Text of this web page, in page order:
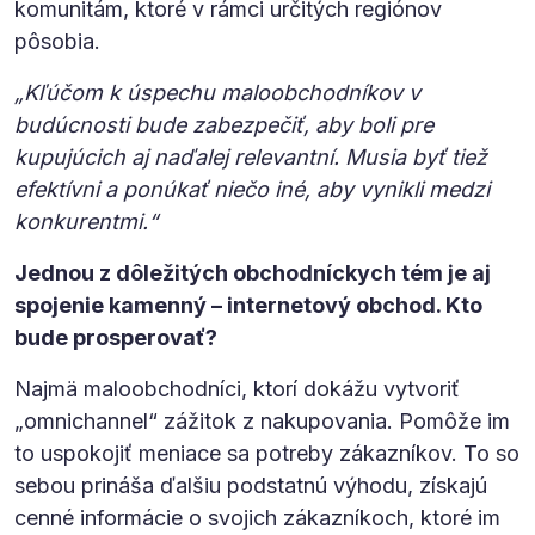
komunitám, ktoré v rámci určitých regiónov
pôsobia.
„Kľúčom k úspechu maloobchodníkov v
budúcnosti bude zabezpečiť, aby boli pre
kupujúcich aj naďalej relevantní. Musia byť tiež
efektívni a ponúkať niečo iné, aby vynikli medzi
konkurentmi.“
Jednou z dôležitých obchodníckych tém je aj
spojenie kamenný – internetový obchod. Kto
bude prosperovať?
Najmä maloobchodníci, ktorí dokážu vytvoriť
„omnichannel“ zážitok z nakupovania. Pomôže im
to uspokojiť meniace sa potreby zákazníkov. To so
sebou prináša ďalšiu podstatnú výhodu, získajú
cenné informácie o svojich zákazníkoch, ktoré im